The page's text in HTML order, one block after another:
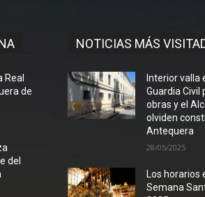
Real
de
del
NOTICIAS MÁS
Interior valla
Guardia Civil
obras y el
olviden
Antequera
28/05/2025
Los horarios
Semana